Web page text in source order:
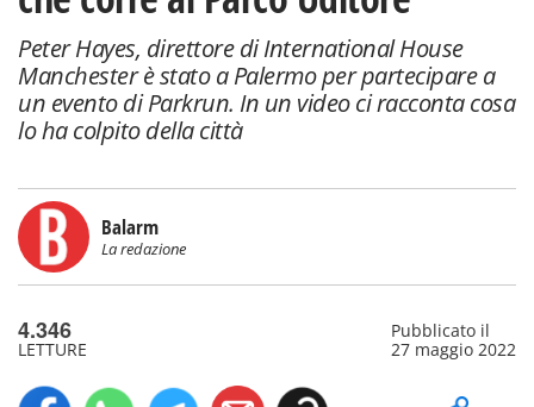
Peter Hayes, direttore di International House
Manchester è stato a Palermo per partecipare a
un evento di Parkrun. In un video ci racconta cosa
lo ha colpito della città
Balarm
La redazione
4.346
LETTURE
Pubblicato il
27 maggio 2022